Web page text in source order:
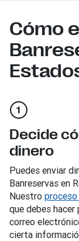
Cómo
Decide
dinero
Puedes enviar
Banreservas en
Nuestro
que debes
correo
cierta